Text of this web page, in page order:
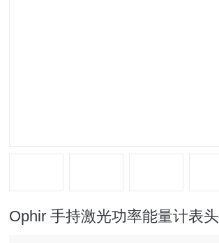
Ophir 手持激光功率能量计表头